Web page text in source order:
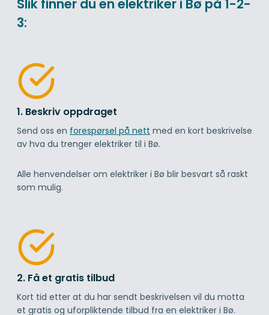
Slik finner du en elektriker i Bø på 1-2-
3:
1. Beskriv oppdraget
Send oss en forespørsel på nett med en kort beskrivelse
av hva du trenger elektriker til i Bø.
Alle henvendelser om elektriker i Bø blir besvart så raskt
som mulig.
2. Få et gratis tilbud
Kort tid etter at du har sendt beskrivelsen vil du motta
et gratis og uforpliktende tilbud fra en elektriker i Bø.